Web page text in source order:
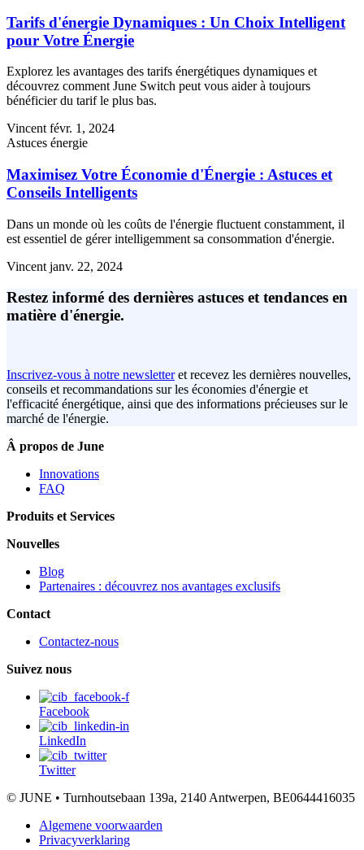
Tarifs d'énergie Dynamiques : Un Choix Intelligent
pour Votre Énergie
Explorez les avantages des tarifs énergétiques dynamiques et
découvrez comment June Switch peut vous aider à toujours
bénéficier du tarif le plus bas.
Vincent févr. 1, 2024
Astuces énergie
Maximisez Votre Économie d'Énergie : Astuces et
Conseils Intelligents
Dans un monde où les coûts de l'énergie fluctuent constamment, il
est essentiel de gérer intelligemment sa consommation d'énergie.
Vincent janv. 22, 2024
Restez informé des dernières astuces et tendances en
matière d'énergie.
Inscrivez-vous à notre newsletteret recevez les dernières nouvelles,
conseils et recommandations sur les économies d'énergie et
l'efficacité énergétique, ainsi que des informations précieuses sur le
marché de l'énergie.
Â propos de June
Innovations
FAQ
Produits et Services
Nouvelles
Blog
Partenaires : découvrez nos avantages exclusifs
Contact
Contactez-nous
Suivez nous
Facebook
LinkedIn
Twitter
© JUNE • Turnhoutsebaan 139a, 2140 Antwerpen, BE0644416035
Algemene voorwaarden
Privacyverklaring